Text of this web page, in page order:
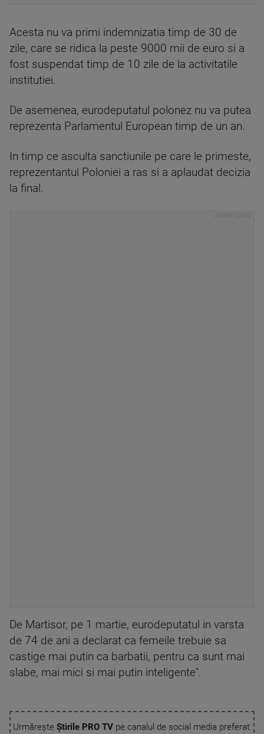
Acesta nu va primi indemnizatia timp de 30 de
zile, care se ridica la peste 9000 mii de euro si a
fost suspendat timp de 10 zile de la activitatile
institutiei.
De asemenea, eurodeputatul polonez nu va putea
reprezenta Parlamentul European timp de un an.
In timp ce asculta sanctiunile pe care le primeste,
reprezentantul Poloniei a ras si a aplaudat decizia
la final.
De Martisor, pe 1 martie, eurodeputatul in varsta
de 74 de ani a declarat ca femeile trebuie sa
castige mai putin ca barbatii, pentru ca sunt mai
slabe, mai mici si mai putin inteligente".
Urmărește Știrile PRO TVpe canalul de social media preferat: